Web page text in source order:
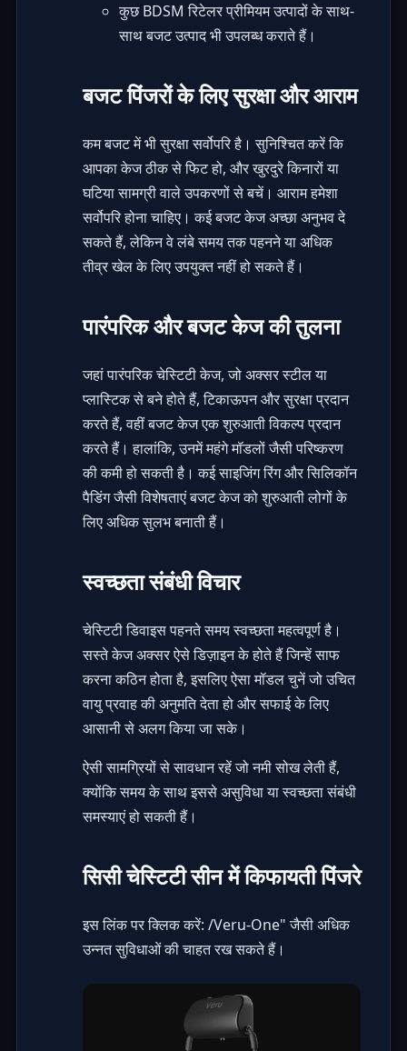
कुछ BDSM रिटेलर प्रीमियम उत्पादों के साथ-
साथ बजट उत्पाद भी उपलब्ध कराते हैं।
बजट पिंजरों के लिए सुरक्षा और आराम
कम बजट में भी सुरक्षा सर्वोपरि है। सुनिश्चित करें कि
आपका केज ठीक से फिट हो, और खुरदुरे किनारों या
घटिया सामग्री वाले उपकरणों से बचें। आराम हमेशा
सर्वोपरि होना चाहिए। कई बजट केज अच्छा अनुभव दे
सकते हैं, लेकिन वे लंबे समय तक पहनने या अधिक
तीव्र खेल के लिए उपयुक्त नहीं हो सकते हैं।
पारंपरिक और बजट केज की तुलना
जहां पारंपरिक चेस्टिटी केज, जो अक्सर स्टील या
प्लास्टिक से बने होते हैं, टिकाऊपन और सुरक्षा प्रदान
करते हैं, वहीं बजट केज एक शुरुआती विकल्प प्रदान
करते हैं। हालांकि, उनमें महंगे मॉडलों जैसी परिष्करण
की कमी हो सकती है। कई साइजिंग रिंग और सिलिकॉन
पैडिंग जैसी विशेषताएं बजट केज को शुरुआती लोगों के
लिए अधिक सुलभ बनाती हैं।
स्वच्छता संबंधी विचार
चेस्टिटी डिवाइस पहनते समय स्वच्छता महत्वपूर्ण है।
सस्ते केज अक्सर ऐसे डिज़ाइन के होते हैं जिन्हें साफ
करना कठिन होता है, इसलिए ऐसा मॉडल चुनें जो उचित
वायु प्रवाह की अनुमति देता हो और सफाई के लिए
आसानी से अलग किया जा सके।
ऐसी सामग्रियों से सावधान रहें जो नमी सोख लेती हैं,
क्योंकि समय के साथ इससे असुविधा या स्वच्छता संबंधी
समस्याएं हो सकती हैं।
सिसी चेस्टिटी सीन में किफायती पिंजरे
इस लिंक पर क्लिक करें: /Veru-One" जैसी अधिक
उन्नत सुविधाओं की चाहत रख सकते हैं।